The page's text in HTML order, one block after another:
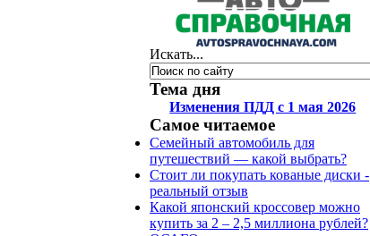
Искать...
Тема дня
Изменения ПДД с 1 мая 2026
Самое читаемое
Семейный автомобиль для
путешествий — какой выбрать?
Стоит ли покупать кованые диски -
реальный отзыв
Какой японский кроссовер можно
купить за 2 – 2,5 миллиона рублей?